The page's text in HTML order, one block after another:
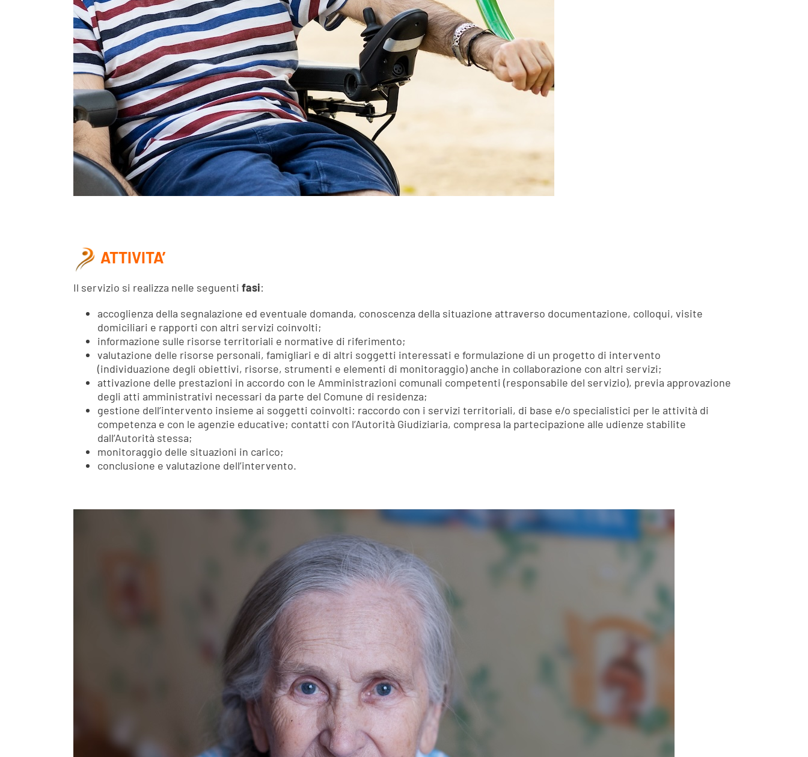
ATTIVITA’
Il servizio si realizza nelle seguenti fasi:
accoglienza della segnalazione ed eventuale domanda, conoscenza della situazione attraverso documentazione, colloqui, visite
domiciliari e rapporti con altri servizi coinvolti;
informazione sulle risorse territoriali e normative di riferimento;
valutazione delle risorse personali, famigliari e di altri soggetti interessati e formulazione di un progetto di intervento
(individuazione degli obiettivi, risorse, strumenti e elementi di monitoraggio) anche in collaborazione con altri servizi;
attivazione delle prestazioni in accordo con le Amministrazioni comunali competenti (responsabile del servizio), previa approvazione
degli atti amministrativi necessari da parte del Comune di residenza;
gestione dell’intervento insieme ai soggetti coinvolti: raccordo con i servizi territoriali, di base e/o specialistici per le attività di
competenza e con le agenzie educative; contatti con l’Autorità Giudiziaria, compresa la partecipazione alle udienze stabilite
dall’Autorità stessa;
monitoraggio delle situazioni in carico;
conclusione e valutazione dell’intervento.